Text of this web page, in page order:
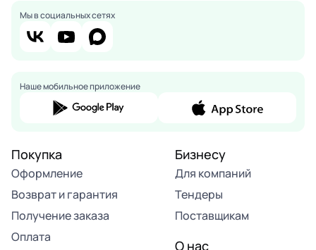
Мы в социальных сетях
Наше мобильное приложение
Покупка
Оформление
Возврат и гарантия
Получение заказа
Оплата
Бизнесу
Для компаний
Тендеры
Поставщикам
О нас